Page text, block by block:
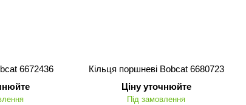
6672436
Кільця поршневі Bobcat 6680723
Ціну уточнюйте
Під замовлення